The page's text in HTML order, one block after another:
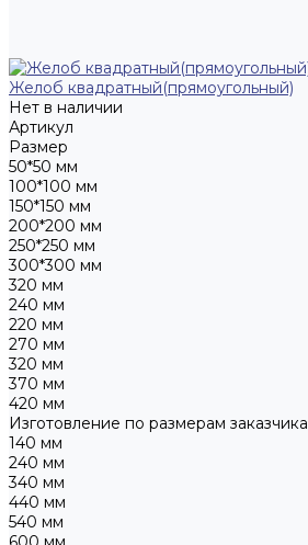
Желоб квадратный(прямоугольный)
Нет в наличии
Артикул
Размер
50*50 мм
100*100 мм
150*150 мм
200*200 мм
250*250 мм
300*300 мм
320 мм
240 мм
220 мм
270 мм
320 мм
370 мм
420 мм
Изготовление по размерам заказчика
140 мм
240 мм
340 мм
440 мм
540 мм